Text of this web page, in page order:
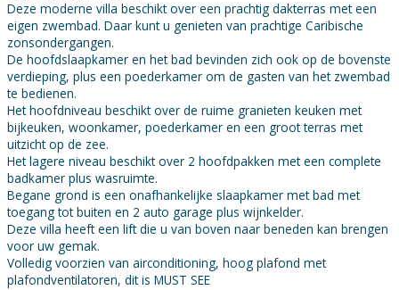
Deze moderne villa beschikt over een prachtig dakterras met een
eigen zwembad. Daar kunt u genieten van prachtige Caribische
zonsondergangen.
De hoofdslaapkamer en het bad bevinden zich ook op de bovenste
verdieping, plus een poederkamer om de gasten van het zwembad
te bedienen.
Het hoofdniveau beschikt over de ruime granieten keuken met
bijkeuken, woonkamer, poederkamer en een groot terras met
uitzicht op de zee.
Het lagere niveau beschikt over 2 hoofdpakken met een complete
badkamer plus wasruimte.
Begane grond is een onafhankelijke slaapkamer met bad met
toegang tot buiten en 2 auto garage plus wijnkelder.
Deze villa heeft een lift die u van boven naar beneden kan brengen
voor uw gemak.
Volledig voorzien van airconditioning, hoog plafond met
plafondventilatoren, dit is MUST SEE